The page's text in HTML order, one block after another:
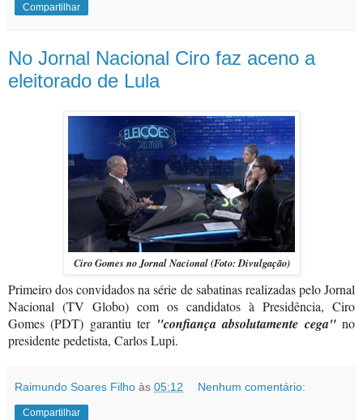
Compartilhar
No Jornal Nacional Ciro faz aceno a
eleitorado de Lula
Ciro Gomes no Jornal Nacional (Foto: Divulgação)
Primeiro dos convidados na série de sabatinas realizadas pelo Jornal
Nacional (TV Globo) com os candidatos à Presidência, Ciro
Gomes (PDT) garantiu ter "confiança absolutamente cega"no
presidente pedetista, Carlos Lupi.
Raimundo Soares Filho às 05:12 Nenhum comentário:
Compartilhar